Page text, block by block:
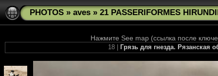
PHOTOS » aves » 21 PASSERIFORMES
Нажмите See map (ссылка после
18 | Грязь для гнезда. Рязанская